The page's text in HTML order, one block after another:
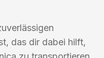
das dir dabei hilft,